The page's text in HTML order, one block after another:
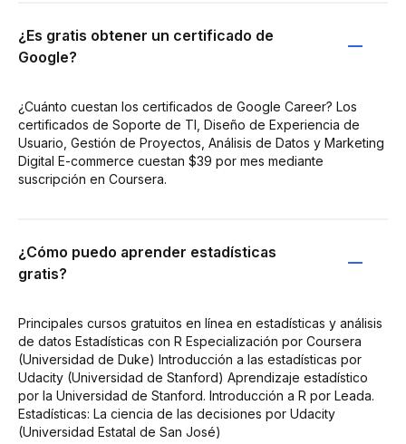
¿Es gratis obtener un certificado de
Google?
¿Cuánto cuestan los certificados de Google Career? Los
certificados de Soporte de TI, Diseño de Experiencia de
Usuario, Gestión de Proyectos, Análisis de Datos y Marketing
Digital E-commerce cuestan $39 por mes mediante
suscripción en Coursera.
¿Cómo puedo aprender estadísticas
gratis?
Principales cursos gratuitos en línea en estadísticas y análisis
de datos Estadísticas con R Especialización por Coursera
(Universidad de Duke) Introducción a las estadísticas por
Udacity (Universidad de Stanford) Aprendizaje estadístico
por la Universidad de Stanford. Introducción a R por Leada.
Estadísticas: La ciencia de las decisiones por Udacity
(Universidad Estatal de San José)